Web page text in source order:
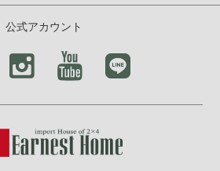
公式アカウント